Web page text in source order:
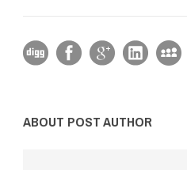
ABOUT POST AUTHOR